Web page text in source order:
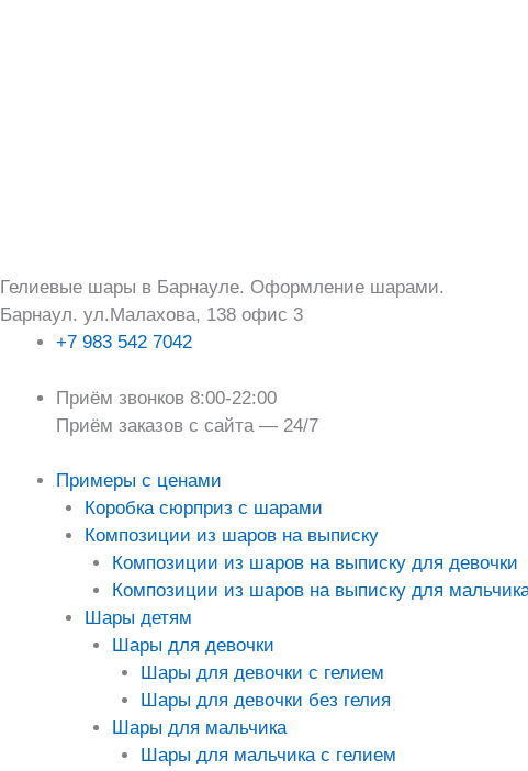
Гелиевые шары в Барнауле. Оформление шарами.
Барнаул. ул.Малахова, 138 офис 3
+7 983 542 7042
Приём звонков 8:00-22:00
Приём заказов с сайта — 24/7
Примеры с ценами
Коробка сюрприз с шарами
Композиции из шаров на выписку
Композиции из шаров на выписку для девочки
Композиции из шаров на выписку для
Шары детям
Шары для девочки
Шары для девочки с гелием
Шары для девочки без гелия
Шары для мальчика
Шары для мальчика с гелием